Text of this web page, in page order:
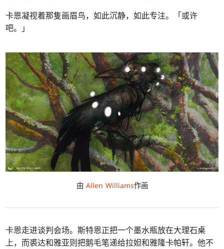
卡恩凝视着那隻画眉鸟，如此沉静，如此专注。「或许
吧。」
由 Allen Williams作画
卡恩走进谈判会场。斯特恩正把一个墨水瓶放在大理石桌
上，而裘达和雅亚则把鹅毛笔递给拉妲和雅隆卡帕轩。他不